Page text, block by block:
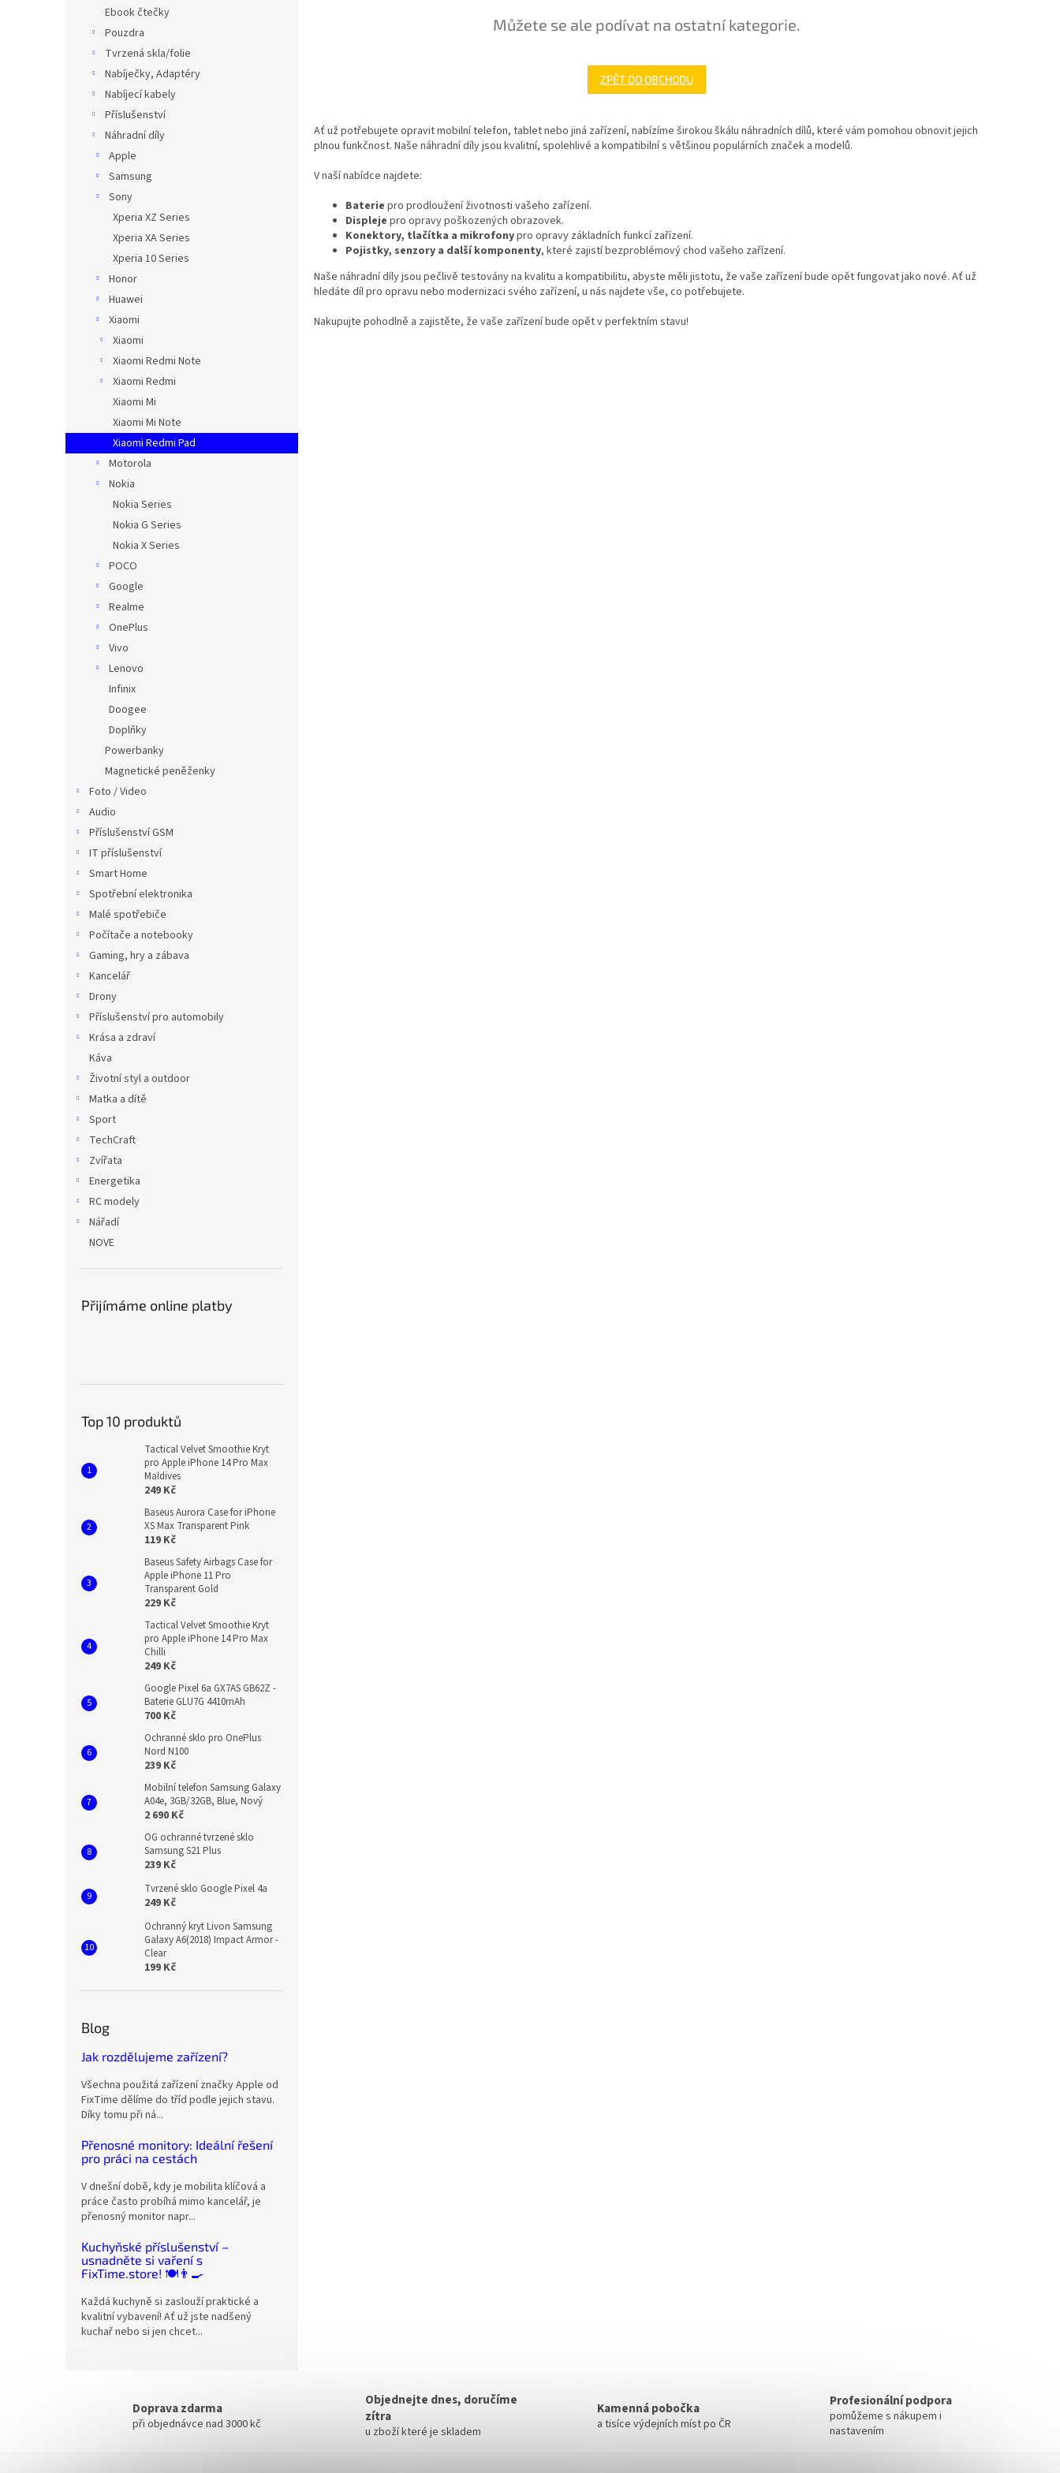
Ebook čtečky
Pouzdra
Tvrzená skla/folie
Nabíječky, Adaptéry
Nabíjecí kabely
Příslušenství
Náhradní díly
Apple
Samsung
Sony
Xperia XZ Series
Xperia XA Series
Xperia 10 Series
Honor
Huawei
Xiaomi
Xiaomi
Xiaomi Redmi Note
Xiaomi Redmi
Xiaomi Mi
Xiaomi Mi Note
Xiaomi Redmi Pad
Motorola
Nokia
Nokia Series
Nokia G Series
Nokia X Series
POCO
Google
Realme
OnePlus
Vivo
Lenovo
Infinix
Doogee
Doplňky
Powerbanky
Magnetické peněženky
Foto / Video
Audio
Příslušenství GSM
IT příslušenství
Smart Home
Spotřební elektronika
Malé spotřebiče
Počítače a notebooky
Gaming, hry a zábava
Kancelář
Drony
Příslušenství pro automobily
Krása a zdraví
Káva
Životní styl a outdoor
Matka a dítě
Sport
TechCraft
Zvířata
Energetika
RC modely
Nářadí
NOVE
Přijímáme online platby
Top 10 produktů
Tactical Velvet Smoothie Kryt
pro Apple iPhone 14 Pro Max
Maldives
249 Kč
Baseus Aurora Case for iPhone
XS Max Transparent Pink
119 Kč
Baseus Safety Airbags Case for
Apple iPhone 11 Pro
Transparent Gold
229 Kč
Tactical Velvet Smoothie Kryt
pro Apple iPhone 14 Pro Max
Chilli
249 Kč
Google Pixel 6a GX7AS GB62Z -
Baterie GLU7G 4410mAh
700 Kč
Ochranné sklo pro OnePlus
Nord N100
239 Kč
Mobilní telefon Samsung Galaxy
A04e, 3GB/32GB, Blue, Nový
2 690 Kč
OG ochranné tvrzené sklo
Samsung S21 Plus
239 Kč
Tvrzené sklo Google Pixel 4a
249 Kč
Ochranný kryt Livon Samsung
Galaxy A6(2018) Impact Armor -
Clear
199 Kč
Blog
Jak rozdělujeme zařízení?
Všechna použitá zařízení značky Apple od
FixTime dělíme do tříd podle jejich stavu.
Díky tomu při ná...
Přenosné monitory: Ideální řešení
pro práci na cestách
V dnešní době, kdy je mobilita klíčová a
práce často probíhá mimo kancelář, je
přenosný monitor napr...
Kuchyňské příslušenství –
usnadněte si vaření s
FixTime.store! 🍽️👨‍🍳
Každá kuchyně si zaslouží praktické a
kvalitní vybavení! Ať už jste nadšený
kuchař nebo si jen chcet...
Můžete se ale podívat na ostatní kategorie.
ZPĚT DO OBCHODU
Ať už potřebujete opravit mobilní telefon, tablet nebo jiná zařízení, nabízíme širokou škálu náhradních dílů, které vám pomohou obnovit jejich
plnou funkčnost. Naše náhradní díly jsou kvalitní, spolehlivé a kompatibilní s většinou populárních značek a modelů.
V naší nabídce najdete:
Baterie pro prodloužení životnosti vašeho zařízení.
Displeje pro opravy poškozených obrazovek.
Konektory, tlačítka a mikrofonypro opravy základních funkcí zařízení.
Pojistky, senzory a další komponenty, které zajistí bezproblémový chod vašeho zařízení.
Naše náhradní díly jsou pečlivě testovány na kvalitu a kompatibilitu, abyste měli jistotu, že vaše zařízení bude opět fungovat jako nové. Ať už
hledáte díl pro opravu nebo modernizaci svého zařízení, u nás najdete vše, co potřebujete.
Nakupujte pohodlně a zajistěte, že vaše zařízení bude opět v perfektním stavu!
Doprava zdarma
při objednávce nad 3000 kč
Objednejte dnes, doručíme
zítra
u zboží které je skladem
Kamenná pobočka
a tisíce výdejních míst po ČR
Profesionální podpora
pomůžeme s nákupem i
nastavením